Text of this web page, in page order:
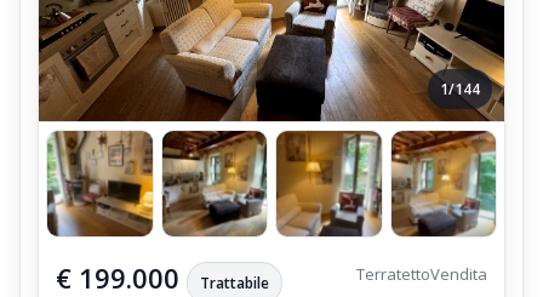
1/144
€ 199.000 Trattabile TerratettoVendita